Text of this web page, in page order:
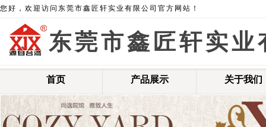
您好，欢迎访问东莞市鑫匠轩实业 有限公司官方网 站！
东莞市鑫匠轩实业
首页 产品展示 关于我们